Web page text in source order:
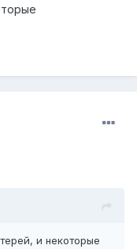
и некоторые